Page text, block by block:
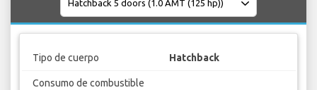
Tipo de cuerpo Hatchback
Consumo de combustible